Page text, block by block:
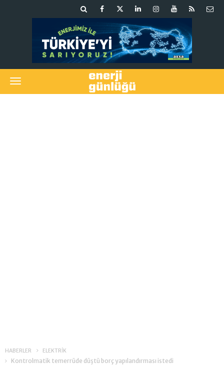
HABERLER ELEKTRİK
Kontrolmatik temerrüde düştü borç yapılandırması istedi